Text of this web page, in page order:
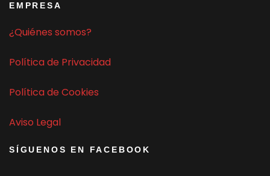
EMPRESA
¿Quiénes somos?
Política de Privacidad
Política de Cookies
Aviso Legal
SÍGUENOS EN FACEBOOK